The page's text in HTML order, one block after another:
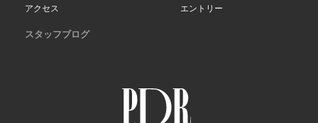
アクセス
エントリー
スタッフブログ